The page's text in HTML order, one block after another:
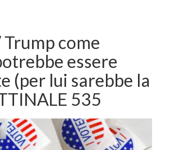
come
essere
(per lui sarebbe la
535